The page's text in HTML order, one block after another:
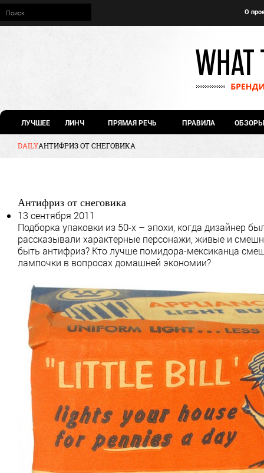
О
ЛУЧШЕЕ ЛИНЧ ПРЯМАЯ РЕЧЬ ПРАВИЛА ОБЗОРЫ
DAILYАНТИФРИЗ ОТ СНЕГОВИКА
Антифриз от снеговика
13 сентября 2011
Подборка упаковки из 50-х – эпохи, когда дизайнер
рассказывали характерные персонажи, живые и
быть антифриз? Кто лучше помидора-мексиканца
лампочки в вопросах домашней экономии?